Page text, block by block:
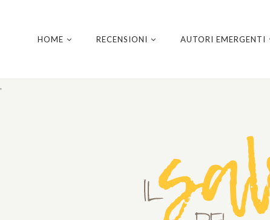
.
HOME RECENSIONI AUTORI EMERGENTI